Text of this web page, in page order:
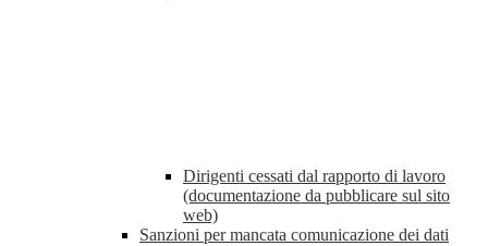
Dirigenti cessati dal rapporto di lavoro
(documentazione da pubblicare sul sito
web)
Sanzioni per mancata comunicazione dei dati